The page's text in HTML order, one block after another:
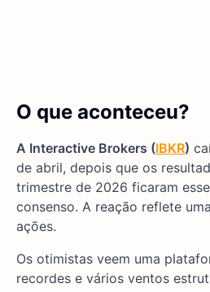
O que aconteceu?
A Interactive Brokers (IBKR)
de abril, depois que os
trimestre de 2026 ficaram
consenso. A reação reflete
ações.
Os otimistas veem uma
recordes e vários ventos